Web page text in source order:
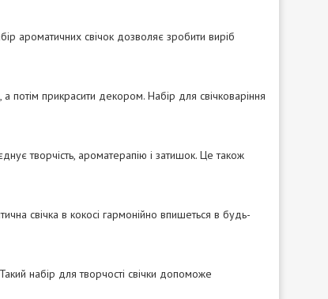
ароматичних свічок дозволяє зробити виріб
а потім прикрасити декором. Набір для свічковаріння
творчість, ароматерапію і затишок. Це також
свічка в кокосі гармонійно впишеться в будь-
набір для творчості свічки допоможе